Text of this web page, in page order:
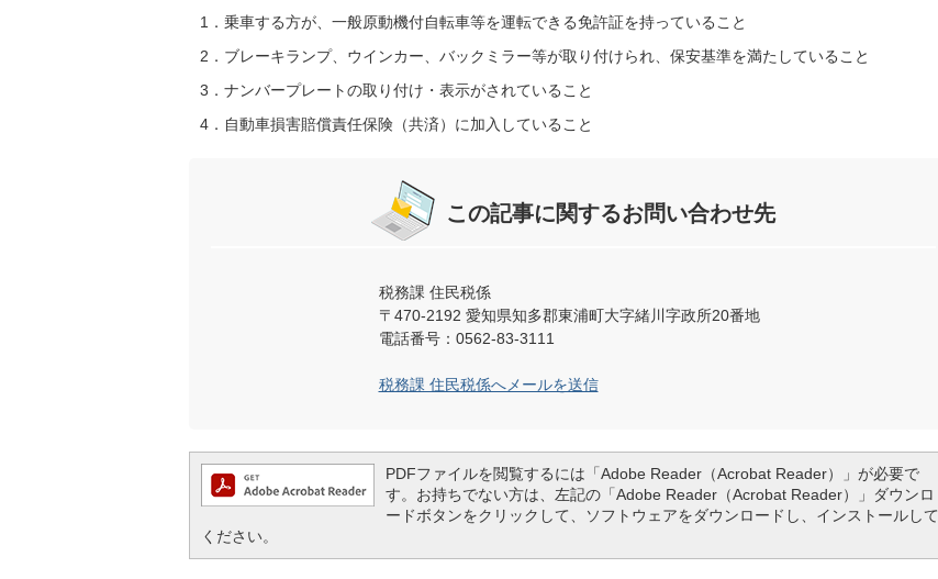
1．乗車する方が、一般原動機付自転車等を運転できる免許証を持っていること
2．ブレーキランプ、ウインカー、バックミラー等が取り付けられ、保安基準を満たしていること
3．ナンバープレートの取り付け・表示がされていること
4．自動車損害賠償責任保険（共済）に加入していること
この記事に関するお問い合わせ先
税務課 住民税係
〒470-2192 愛知県知多郡東浦町大字緒川字政所20番地
電話番号：0562-83-3111
税務課 住民税係へメールを送信
PDFファイルを閲覧するには「Adobe Reader（Acrobat Reader）」が必要で
す。お持ちでない方は、左記の「Adobe Reader（Acrobat Reader）」ダウンロ
ードボタンをクリックして、ソフトウェアをダウンロードし、インストールして
ください。